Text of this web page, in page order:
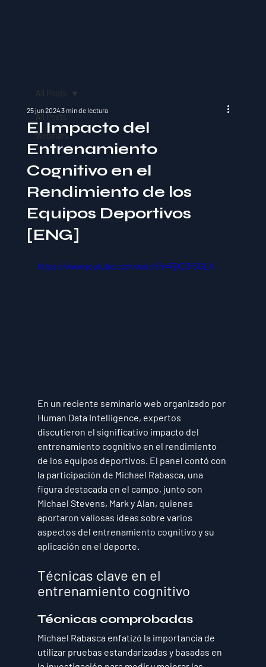
All Posts
Webinars
All Posts
El Impacto del
Entrenamiento
Cognitivo en el
Rendimiento de los
Equipos Deportivos
[ENG]
25 jun 20243 min de lectura
https://www.youtube.com/watch?v=FjXQ3r5iGLA
En un reciente seminario web organizado por
Human Data Intelligence, expertos
discutieron el significativo impacto del
entrenamiento cognitivo en el rendimiento
de los equipos deportivos. El panel contó con
la participación de Michael Rabasca, una
figura destacada en el campo, junto con
Michael Stevens, Mark y Alan, quienes
aportaron valiosas ideas sobre varios
aspectos del entrenamiento cognitivo y su
aplicación en el deporte.
Técnicas clave en el
entrenamiento cognitivo
Técnicas comprobadas
Michael Rabasca enfatizó la importancia de
utilizar pruebas estandarizadas y basadas en